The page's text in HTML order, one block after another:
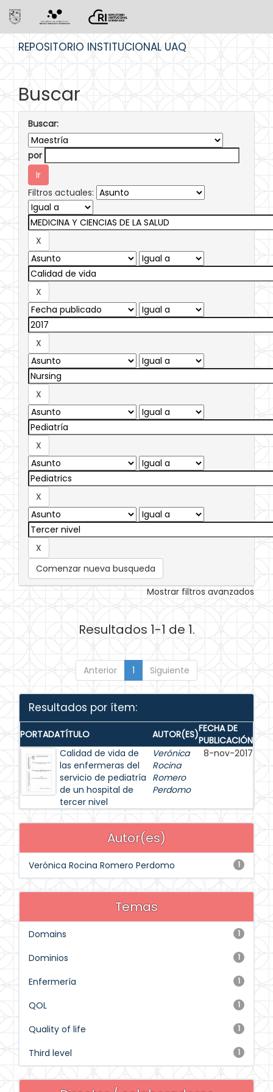
REPOSITORIO INSTITUCIONAL UAQ
Buscar
Buscar:
por
Filtros actuales:
Comenzar nueva busqueda
Mostrar filtros avanzados
Resultados 1-1 de 1.
Anterior 1 Siguiente
Resultados por ítem:
PORTADATÍTULO AUTOR(ES)FECHA DE
PUBLICACIÓN
Calidad de vida de
las enfermeras del
servicio de pediatría
de un hospital de
tercer nivel
Verónica
Rocina
Romero
Perdomo
8-nov-2017
Autor(es)
1
Verónica Rocina Romero Perdomo
Temas
1
Domains
1
Dominios
1
Enfermería
1
QOL
1
Quality of life
1
Third level